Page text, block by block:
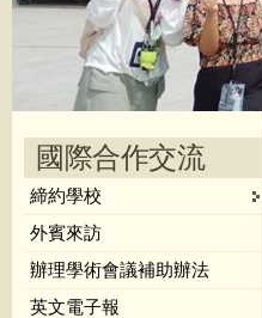
國際合作交流
締約學校
外賓來訪
辦理學術會議補助辦法
英文電子報